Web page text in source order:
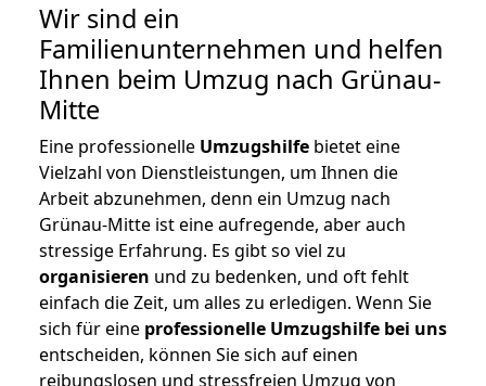
Wir sind ein
Familienunternehmen und helfen
Ihnen beim Umzug nach Grünau-
Mitte
Eine professionelle Umzugshilfe bietet eine
Vielzahl von Dienstleistungen, um Ihnen die
Arbeit abzunehmen, denn ein Umzug nach
Grünau-Mitte ist eine aufregende, aber auch
stressige Erfahrung. Es gibt so viel zu
organisieren und zu bedenken, und oft fehlt
einfach die Zeit, um alles zu erledigen. Wenn Sie
sich für eine professionelle Umzugshilfe bei uns
entscheiden, können Sie sich auf einen
reibungslosen und stressfreien Umzug von